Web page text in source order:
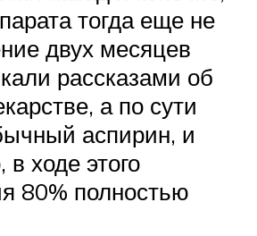
тогда еще не
двух месяцев
рассказами об
а по сути
аспирин, и
в ходе этого
80% полностью